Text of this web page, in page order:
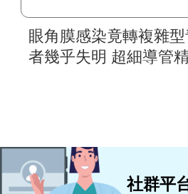
眼角膜感染竟轉複雜
者幾乎失明 超細導管
社群平